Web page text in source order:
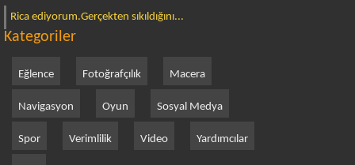
Rica ediyorum.Gerçekten sıkıldığını...
Kategoriler
Eğlence Fotoğrafçılık Macera
Navigasyon Oyun Sosyal Medya
Spor Verimlilik Video Yardımcılar